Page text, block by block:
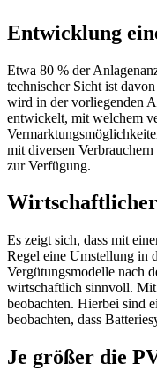
Entwicklung
Etwa 80 % der
technischer Sicht ist
wird in der vorliegenden
entwickelt, mit welchem
mit diversen
zur Verfügung.
Es zeigt sich, dass mit
Regel eine Umstellung in
Vergütungsmodelle nach
wirtschaftlich sinnvoll. Mit
beobachten. Hierbei sind
beobachten, dass
Je größer die